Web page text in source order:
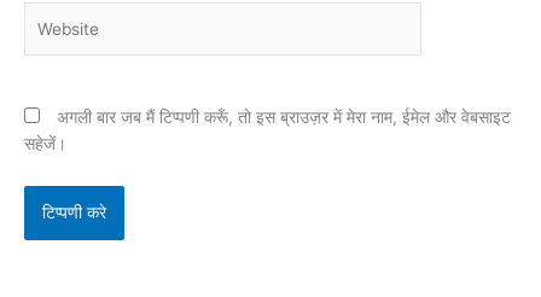
अगली बार जब मैं टिप्पणी करूँ, तो इस ब्राउज़र में मेरा नाम, ईमेल और वेबसाइट
सहेजें।